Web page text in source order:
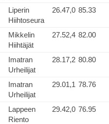
Liperin
Hiihtoseura
26.47,0 85.33
Mikkelin
Hiihtäjät
27.52,4 82.00
Imatran
Urheilijat
28.17,2 80.80
Imatran
Urheilijat
29.01,1 78.76
Lappeen
Riento
29.42,0 76.95